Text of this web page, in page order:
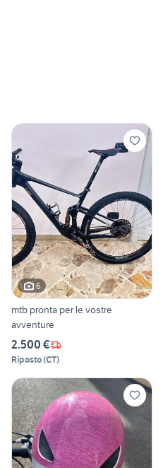
6
mtb pronta per le vostre
avventure
2.500 €
Riposto(CT)